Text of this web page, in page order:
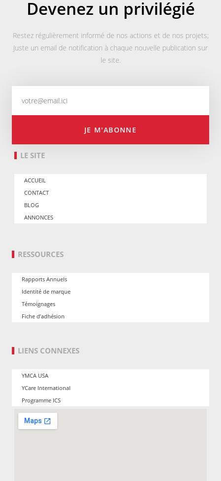
Devenez un privilégié
Restez régulièrement informé de nos actions et de nos projets;
Juste un email de notification à chaque nouvelle publication sur
le site.
JE M'ABONNE
LE SITE
ACCUEIL
CONTACT
BLOG
ANNONCES
RESSOURCES
Rapports Annuels
Identité de marque
Témoignages
Fiche d’adhésion
LIENS CONNEXES
YMCA USA
YCare International
Programme ICS